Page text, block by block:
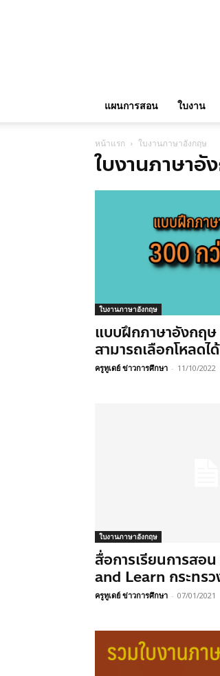
แผนการสอน ใบงาน
หน้าแรก ใบงานภาษาอังกฤษ
ใบงานภาษาอั
ใบงานภาษาอังกฤษ
แบบฝึกภาษาอังกฤ
สามารถเลือกโหลดได้
ครูทูเดย์ ข่าวการศึกษา - 11/10/2022
ใบงานภาษาอังกฤษ
สื่อการเรียนการสอ
and Learn กระทร
ครูทูเดย์ ข่าวการศึกษา - 07/01/2021